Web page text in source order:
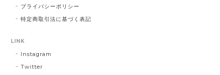
プライバシーポリシー
特定商取引法に基づく表記
LINK
Instagram
Twitter